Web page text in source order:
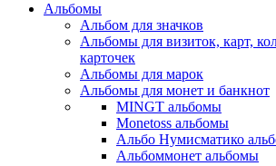
Альбомы
Альбом для значков
Альбомы для визиток, карт,
карточек
Альбомы для марок
Альбомы для монет и банкнот
MINGT альбомы
Monetoss альбомы
Альбо Нумисматико
Альбоммонет альбомы